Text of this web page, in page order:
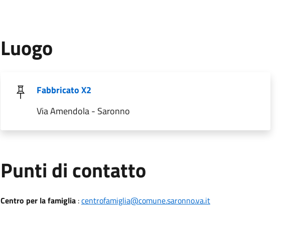
Luogo
Fabbricato X2
Via Amendola - Saronno
Punti di contatto
Centro per la famiglia:centrofamiglia@comune.saronno.va.it